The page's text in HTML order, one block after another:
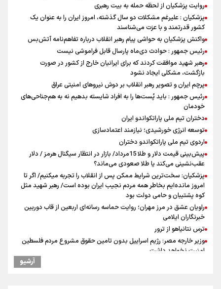
روایت پزشکیان از لحظه حمله به بیت رهبری
پزشکیان : علیرغم مشکلات دو سال گذشته، امروز ایران را به عنوان یک
کشور قدرتمند و با عزت می‌شناسند
واکنش پزشکیان به حواشی پیام رهبر انقلاب درباره تفاهم‌نامه آتش‌بس
رئیس جمهور : حوادث دی‌ماه پارسال قابل فراموشی نیست
رهبر شهید موافقت کردند که برای ایرانیان خارج از کشور در صورت
بازگشت، مشکلی ایجاد نشود
پرچم ایران و تصویر رهبر انقلاب بر دوش نیروهای امنیتی عراق
رئیس جمهور : باید پُست‌ها را به افراد شایسته بدهیم نه به هم‌جناحی‌های
خودمان
دختران تیم ملی پاراتکواندو ایران
توسعه انرژی خورشیدی؛ نیازمند اعتمادسازی
اردوی تیم ملی پاراتکواندو دختران
پیش‌بینی قیمت دلار و طلا 15مرداد/ بازار در انتظار سیگنال هرمز / دلار
عقب‌نشینی می‌کند یا طلا صعودی می‌ماند؟
پزشکیان: سخت‌ترین شرایط ممکن پس از انقلاب را تجربه میکنیم/ اگر تا
امروز مانده‌ایم بخاطر همه‌ مردم نجیب ایران بوده است/ رهبر شهید مثل
کوه پشتیبان و حامی دولت بود
راویان عشق در مرز مهران؛ روایت حماسه‌ رسانه‌ای اربعین از قاب دوربین
خبرنگاران ایلامی
ترس نتانیاهو از ترور
وزیر خارجه مصر: رژیم اسراییل بدون تامین حقوق مشروع مردم فلسطین
امنیت نخواهد داشت
آرشیو